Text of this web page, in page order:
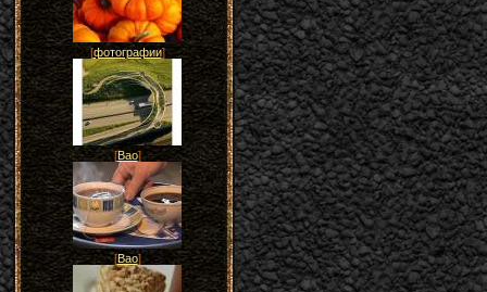
[фотографии]
[Вао]
[Вао]